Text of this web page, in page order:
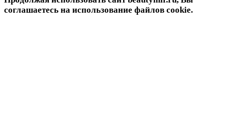
соглашаетесь на использование файлов cookie.